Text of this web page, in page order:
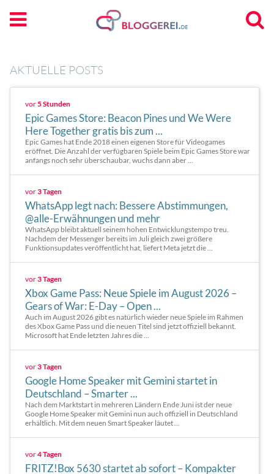
AKTUELLE POSTS
vor5 Stunden
Epic Games Store: Beacon Pines und We Were
Here Together gratis bis zum ...
Epic Games hat Ende 2018 einen eigenen Store für Videogames
eröffnet. Die Anzahl der verfügbaren Spiele beim Epic Games Store war
anfangs noch sehr überschaubar, wuchs dann aber ...
vor3 Tagen
WhatsApp legt nach: Bessere Abstimmungen,
@alle-Erwähnungen und mehr
WhatsApp bleibt aktuell seinem hohen Entwicklungstempo treu.
Nachdem der Messenger bereits im Juli gleich zwei größere
Funktionsupdates veröffentlicht hat, liefert Meta jetzt die ...
vor3 Tagen
Xbox Game Pass: Neue Spiele im August 2026 –
Gears of War: E-Day – Open ...
Auch im August 2026 gibt es natürlich wieder neue Spiele im Rahmen
des Xbox Game Pass und die neuen Titel sind jetzt offiziell bekannt.
Microsoft hat Ende letzten Jahres die ...
vor3 Tagen
Google Home Speaker mit Gemini startet in
Deutschland – Smarter ...
Nach dem Marktstart in mehreren Ländern Ende Juni ist der neue
Google Home Speaker mit Gemini nun auch offiziell in Deutschland
erhältlich. Mit dem neuen Smart Speaker läutet ...
vor4 Tagen
FRITZ!Box 5630 startet ab sofort – Kompakter